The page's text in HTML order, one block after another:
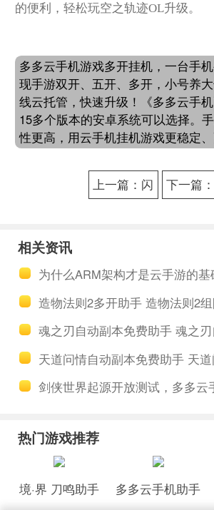
的便利，轻松玩空之轨迹OL升级。
多多云手机游戏多开挂机，一台手
现手游双开、五开、多开，小号养
线云托管，快速升级！《多多云手
15多个版本的安卓系统可以选择。
性更高，用云手机挂机游戏更稳定、
上一篇：闪
下一篇
相关资讯
造物法则2多开助手 造物法则2
魂之刃自动副本免费助手 魂之
热门游戏推荐
境·界 刀鸣助手 多多云手机助手